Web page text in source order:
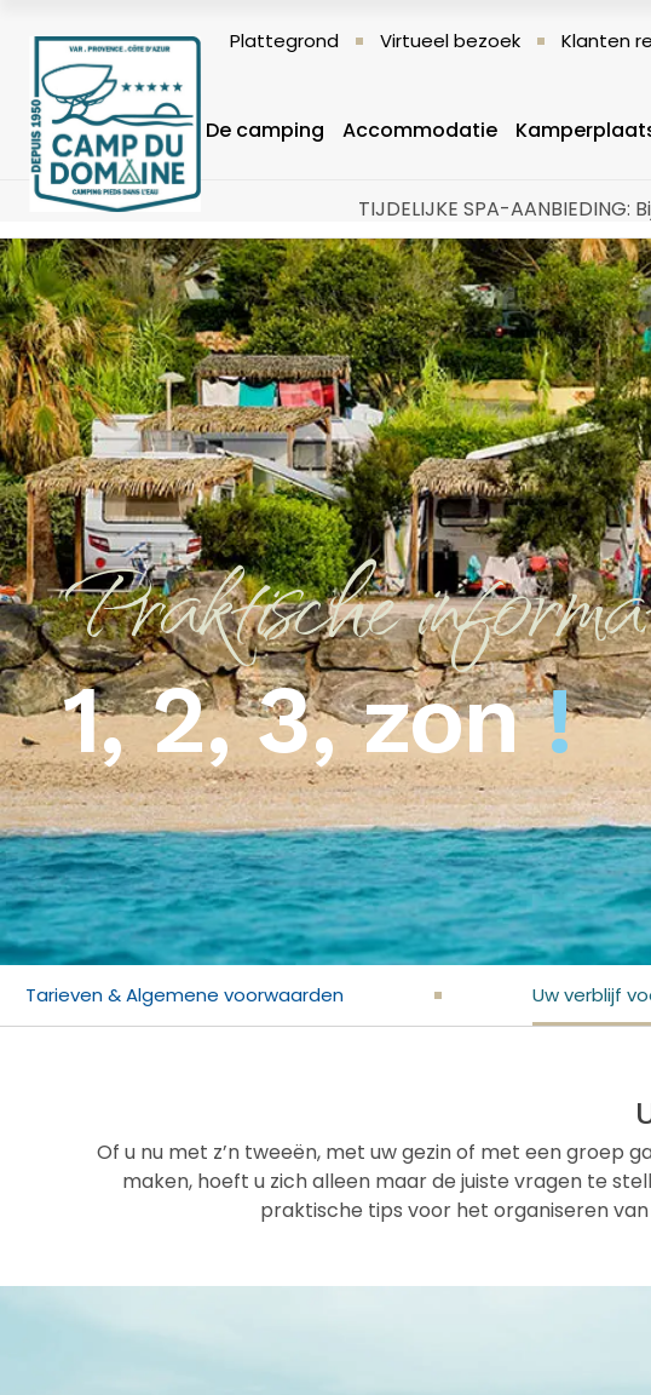
Plattegrond Virtueel bezoek Klanten
De camping Accommodatie
TIJDELIJKE SPA-
Praktische
1, 2, 3, zon!
Tarieven & Algemene voorwaarden Uw verblijf
Of u nu met z’n tweeën, met uw gezin of met een groep
maken, hoeft u zich alleen maar de juiste vragen te
praktische tips voor het organiseren